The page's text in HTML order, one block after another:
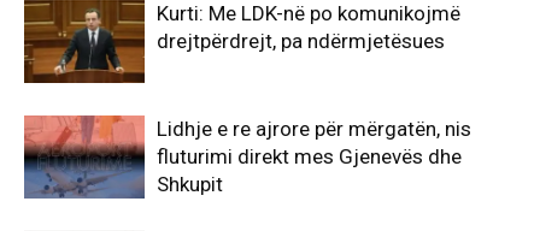
Kurti: Me LDK-në po komunikojmë
drejtpërdrejt, pa ndërmjetësues
Lidhje e re ajrore për mërgatën, nis
fluturimi direkt mes Gjenevës dhe
Shkupit